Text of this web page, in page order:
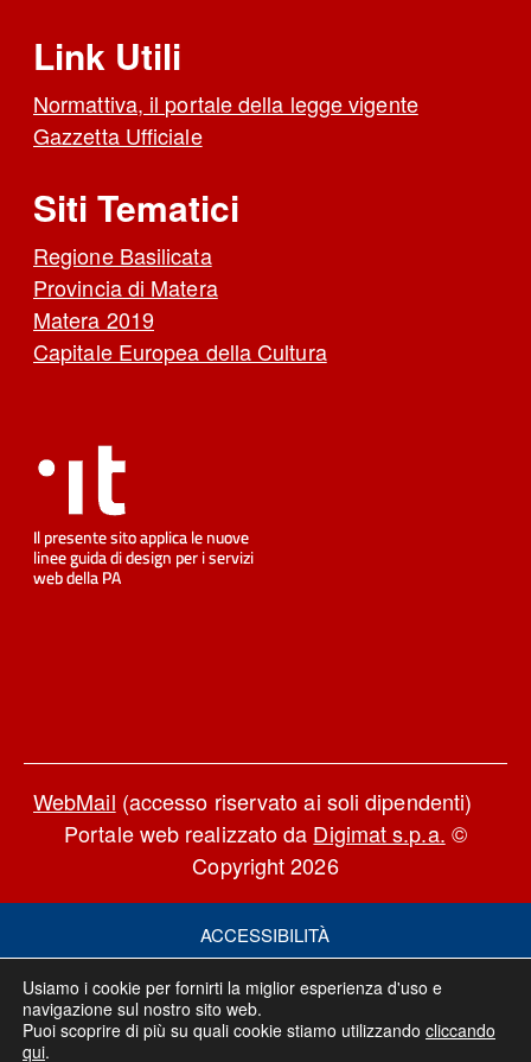
Link Utili
Normattiva, il portale della legge vigente
Gazzetta Ufficiale
Siti Tematici
Regione Basilicata
Provincia di Matera
Matera 2019
Capitale Europea della Cultura
WebMail (accesso riservato ai soli dipendenti)
Portale web realizzato da Digimat s.p.a. ©
Copyright 2026
Usiamo i cookie per fornirti la miglior esperienza d'uso e
navigazione sul nostro sito web.
Puoi scoprire di più su quali cookie stiamo utilizzando cliccando
qui.
ACCESSIBILITÀ
COOKIE POLICY
NOTE LEGALI